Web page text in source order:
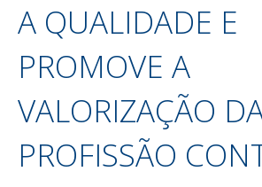
A QUALIDADE E
PROMOVE A
VALORIZAÇÃO
PROFISSÃO